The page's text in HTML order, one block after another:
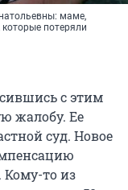
маме,
потеряли
с этим
жалобу. Ее
суд. Новое
Кому-то из